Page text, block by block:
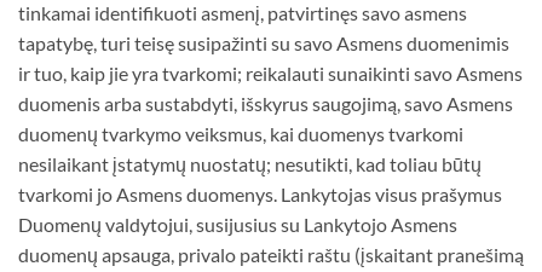
tinkamai identifikuoti asmenį, patvirtinęs savo asmens
tapatybę, turi teisę susipažinti su savo Asmens duomenimis
ir tuo, kaip jie yra tvarkomi; reikalauti sunaikinti savo Asmens
duomenis arba sustabdyti, išskyrus saugojimą, savo Asmens
duomenų tvarkymo veiksmus, kai duomenys tvarkomi
nesilaikant įstatymų nuostatų; nesutikti, kad toliau būtų
tvarkomi jo Asmens duomenys. Lankytojas visus prašymus
Duomenų valdytojui, susijusius su Lankytojo Asmens
duomenų apsauga, privalo pateikti raštu (įskaitant pranešimą